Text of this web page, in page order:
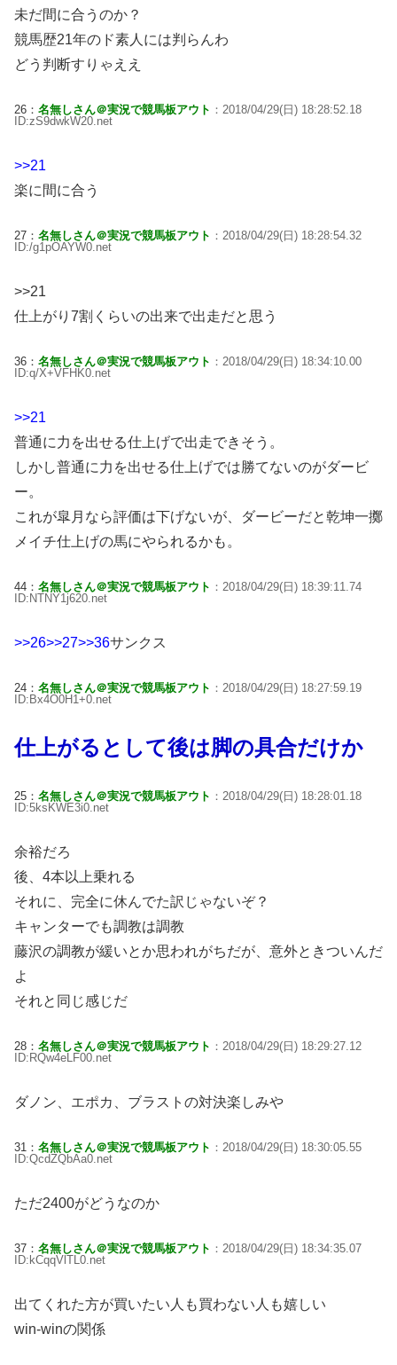
未だ間に合うのか？
競馬歴21年のド素人には判らんわ
どう判断すりゃええ
26： 名無しさん＠実況で競馬板アウト ：2018/04/29(日) 18:28:52.18
ID:zS9dwkW20.net
>>21
楽に間に合う
27： 名無しさん＠実況で競馬板アウト ：2018/04/29(日) 18:28:54.32
ID:/g1pOAYW0.net
>>21
仕上がり7割くらいの出来で出走だと思う
36： 名無しさん＠実況で競馬板アウト ：2018/04/29(日) 18:34:10.00
ID:q/X+VFHK0.net
>>21
普通に力を出せる仕上げで出走できそう。
しかし普通に力を出せる仕上げでは勝てないのがダービ
ー。
これが皐月なら評価は下げないが、ダービーだと乾坤一擲
メイチ仕上げの馬にやられるかも。
44： 名無しさん＠実況で競馬板アウト ：2018/04/29(日) 18:39:11.74
ID:NTNY1j620.net
>>26>>27>>36サンクス
24： 名無しさん＠実況で競馬板アウト ：2018/04/29(日) 18:27:59.19
ID:Bx4O0H1+0.net
仕上がるとして後は脚の具合だけか
25： 名無しさん＠実況で競馬板アウト ：2018/04/29(日) 18:28:01.18
ID:5ksKWE3i0.net
余裕だろ
後、4本以上乗れる
それに、完全に休んでた訳じゃないぞ？
キャンターでも調教は調教
藤沢の調教が緩いとか思われがちだが、意外ときついんだ
よ
それと同じ感じだ
28： 名無しさん＠実況で競馬板アウト ：2018/04/29(日) 18:29:27.12
ID:RQw4eLF00.net
ダノン、エポカ、ブラストの対決楽しみや
31： 名無しさん＠実況で競馬板アウト ：2018/04/29(日) 18:30:05.55
ID:QcdZQbAa0.net
ただ2400がどうなのか
37： 名無しさん＠実況で競馬板アウト ：2018/04/29(日) 18:34:35.07
ID:kCqqVlTL0.net
出てくれた方が買いたい人も買わない人も嬉しい
win-winの関係